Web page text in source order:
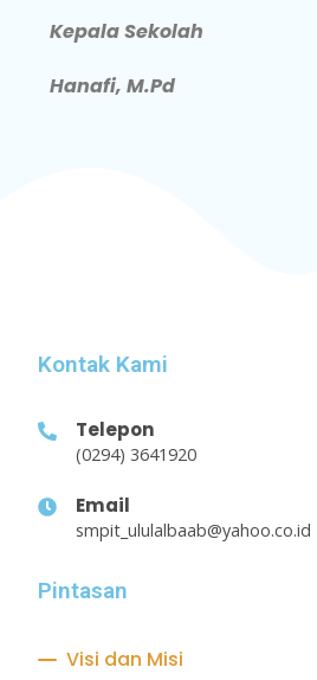
Kepala Sekolah
Hanafi, M.Pd
Kontak Kami
Telepon
(0294) 3641920
Email
smpit_ululalbaab@yahoo.co.id
Pintasan
Visi dan Misi